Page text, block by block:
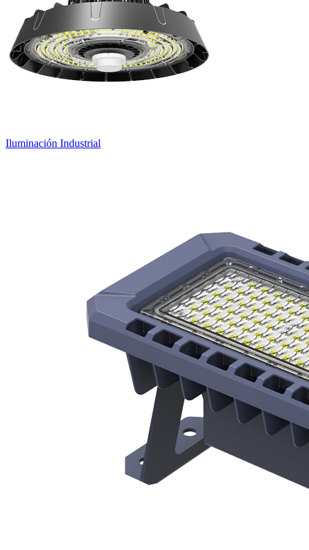
Iluminación Industrial